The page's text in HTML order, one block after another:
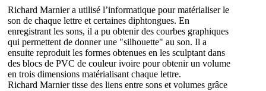
Richard Marnier a utilisé l’informatique pour matérialiser le
son de chaque lettre et certaines diphtongues. En
enregistrant les sons, il a pu obtenir des courbes graphiques
qui permettent de donner une "silhouette" au son. Il a
ensuite reproduit les formes obtenues en les sculptant dans
des blocs de PVC de couleur ivoire pour obtenir un volume
en trois dimensions matérialisant chaque lettre.
Richard Marnier tisse des liens entre sons et volumes grâce